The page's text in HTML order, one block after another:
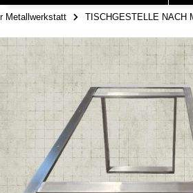
Metallwerkstatt TISCHGESTELLE NACH